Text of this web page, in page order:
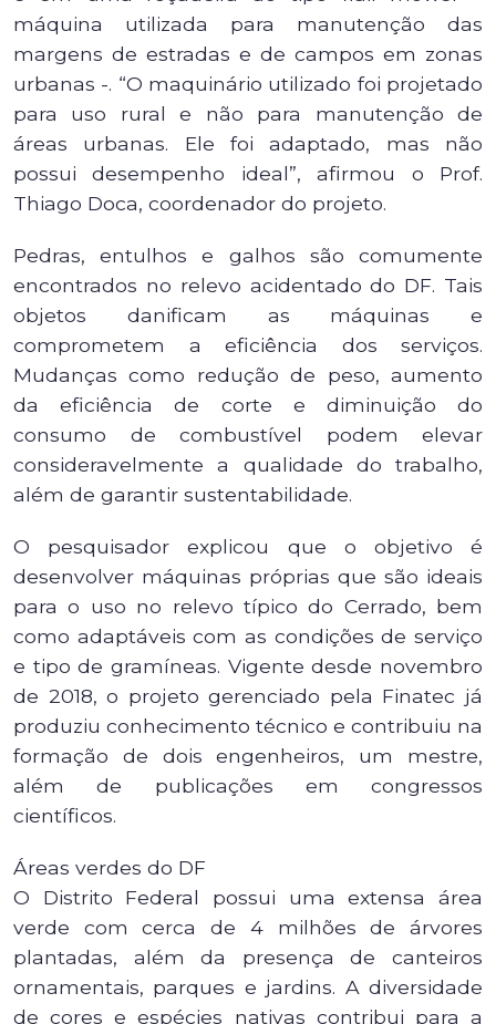
máquina utilizada para manutenção das
margens de estradas e de campos em zonas
urbanas -. “O maquinário utilizado foi projetado
para uso rural e não para manutenção de
áreas urbanas. Ele foi adaptado, mas não
possui desempenho ideal”, afirmou o Prof.
Thiago Doca, coordenador do projeto.
Pedras, entulhos e galhos são comumente
encontrados no relevo acidentado do DF. Tais
objetos danificam as máquinas e
comprometem a eficiência dos serviços.
Mudanças como redução de peso, aumento
da eficiência de corte e diminuição do
consumo de combustível podem elevar
consideravelmente a qualidade do trabalho,
além de garantir sustentabilidade.
O pesquisador explicou que o objetivo é
desenvolver máquinas próprias que são ideais
para o uso no relevo típico do Cerrado, bem
como adaptáveis com as condições de serviço
e tipo de gramíneas. Vigente desde novembro
de 2018, o projeto gerenciado pela Finatec já
produziu conhecimento técnico e contribuiu na
formação de dois engenheiros, um mestre,
além de publicações em congressos
científicos.
Áreas verdes do DF
O Distrito Federal possui uma extensa área
verde com cerca de 4 milhões de árvores
plantadas, além da presença de canteiros
ornamentais, parques e jardins. A diversidade
de cores e espécies nativas contribui para a